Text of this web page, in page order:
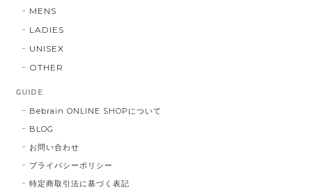
MENS
LADIES
UNISEX
OTHER
GUIDE
Bebrain ONLINE SHOPについて
BLOG
お問い合わせ
プライバシーポリシー
特定商取引法に基づく表記